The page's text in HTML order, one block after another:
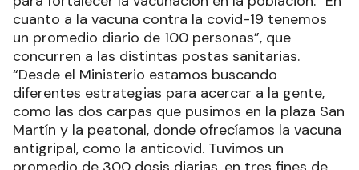
cuanto a la vacuna contra la covid-19 tenemos
un promedio diario de 100 personas”, que
concurren a las distintas postas sanitarias.
“Desde el Ministerio estamos buscando
diferentes estrategias para acercar a la gente,
como las dos carpas que pusimos en la plaza San
Martín y la peatonal, donde ofrecíamos la vacuna
antigripal, como la anticovid. Tuvimos un